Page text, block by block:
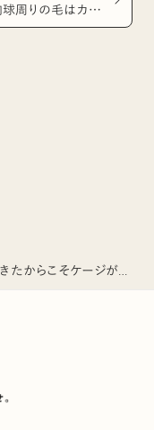
球周りの毛はカット
がいい？
猫にケージは絶対必要！災害が多くなってきたからこそケージが必要な理由